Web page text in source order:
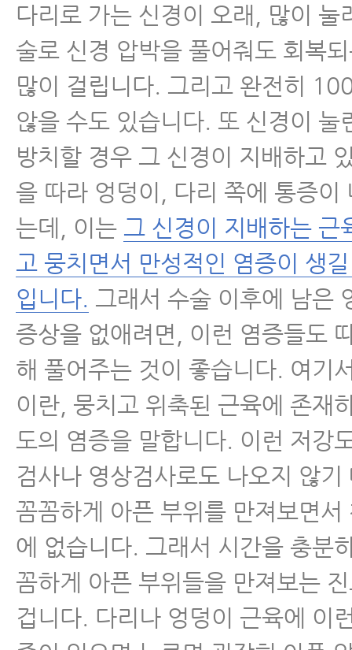
다리로 가는 신경이 오래, 많이 눌
술로 신경 압박을 풀어줘도 회복
많이 걸립니다. 그리고 완전히
않을 수도 있습니다. 또 신경이 눌
방치할 경우 그 신경이 지배하고
을 따라 엉덩이, 다리 쪽에 통증이
는데, 이는 그 신경이 지배하는 근
고 뭉치면서 만성적인 염증이 생
입니다. 그래서 수술 이후에 남은
증상을 없애려면, 이런 염증들도
해 풀어주는 것이 좋습니다. 여기
이란, 뭉치고 위축된 근육에 존재
도의 염증을 말합니다. 이런 저강
검사나 영상검사로도 나오지 않기
꼼꼼하게 아픈 부위를 만져보면서
에 없습니다. 그래서 시간을 충분
꼼하게 아픈 부위들을 만져보는
겁니다. 다리나 엉덩이 근육에 이